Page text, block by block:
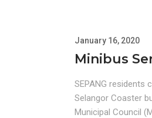
January 16, 2020
Minibus
SEPANG residents
Selangor Coaster
Municipal Council